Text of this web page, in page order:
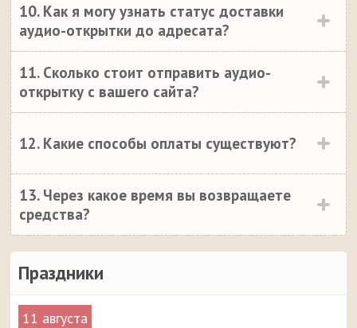
Праздники
11 августа
10. Как я могу узнать статус доставки
аудио-открытки до адресата?
11. Сколько стоит отправить аудио-
открытку с вашего сайта?
12. Какие способы оплаты существуют?
13. Через какое время вы возвращаете
средства?